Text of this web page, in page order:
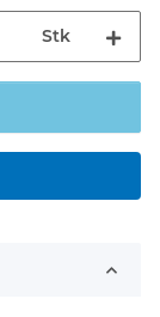
Stk